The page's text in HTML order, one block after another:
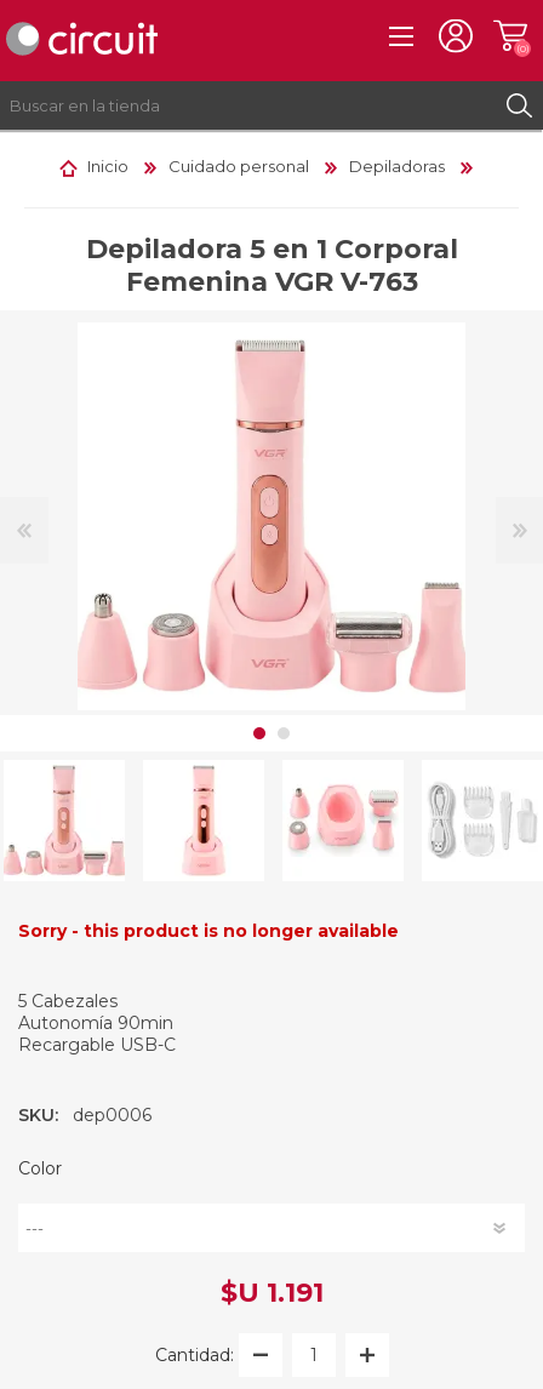
INICIAR SESIÓN
(0)
Inicio Cuidado personal Depiladoras
Depiladora 5 en 1 Corporal
Femenina VGR V-763
Sorry - this product is no longer available
5 Cabezales
Autonomía 90min
Recargable USB-C
SKU: dep0006
Color
$U 1.191
Cantidad: